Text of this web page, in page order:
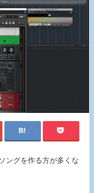
ングを作る方が多くな